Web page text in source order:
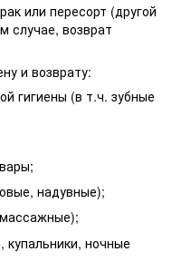
или пересорт (другой
случае, возврат
и возврату:
гигиены (в т.ч. зубные
надувные);
купальники, ночные